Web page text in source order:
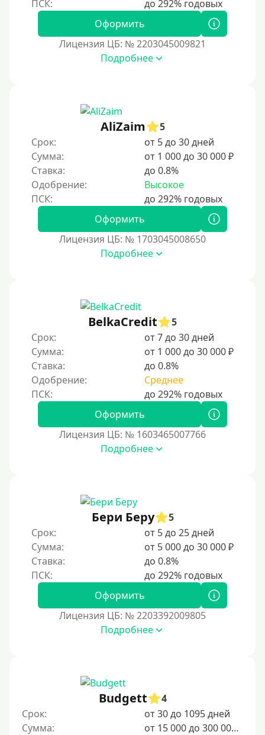
100 дней
5 месяцев
365 дней
2 года
3 года
4 года
Краткосрочные
За 3 минуты
За 5 минут
За 10 минут
За 15 минут
За час
В день обращения
Возраст
С 17 лет
С 18 лет
Категории заемщиков
Оформить
Лицензия ЦБ: № 2203045009821
Подробнее
AliZaim
5
Срок:
от 5 до 30 дней
Сумма:
от 1 000 до 30 000 ₽
Ставка:
до 0.8%
Одобрение:
Высокое
Оформить
Лицензия ЦБ: № 1703045008650
Подробнее
BelkaCredit
5
Срок:
от 7 до 30 дней
Сумма:
от 1 000 до 30 000 ₽
Ставка:
до 0.8%
Одобрение:
Среднее
Оформить
Лицензия ЦБ: № 1603465007766
Подробнее
Бери Беру
5
Срок:
от 5 до 25 дней
Сумма:
от 5 000 до 30 000 ₽
Ставка:
до 0.8%
Оформить
Лицензия ЦБ: № 2203392009805
Подробнее
Budgett
4
Срок:
от 30 до 1095 дней
Сумма:
от 15 000 до 300 000 ₽